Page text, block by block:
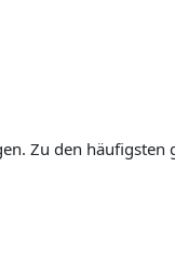
Zu den häufigsten